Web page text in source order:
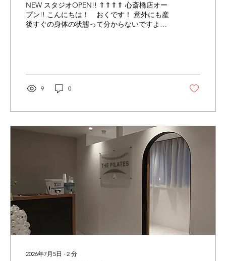
NEW スタジオOPEN!! ⇑⇑⇑⇑ 心斎橋店オー
プン!! こんにちは！ おくです！ 意外にも産
後すぐの身体の状態って分からないですよ
ために約1kgほどまで大きくなります。 出産
ていきますが、この回復には約6～8週間かか
することで「後陣痛」を感じたり、「悪露(お
ります。 骨盤はとても不安定な状態 赤ちゃん
が産道を通るために、 恥骨結合 仙腸関節 骨盤
底筋 などには大きな負担がかかっています。
さらに、妊娠中から分泌されているリラキシ
ンというホルモンの影響で、靭帯はまだ柔ら
かい状態です。 そのため、 産後すぐは骨盤が
とても不安定になりやすく、無理な動きや負
担をかけることはおすすめできません。 産後
話で忙しい毎日だと思いますが、まずは身体
をしっかり...
9 0
2026年7月5日 ∙ 2 分